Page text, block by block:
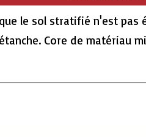
le sol stratifié n'est pas
Core de matériau